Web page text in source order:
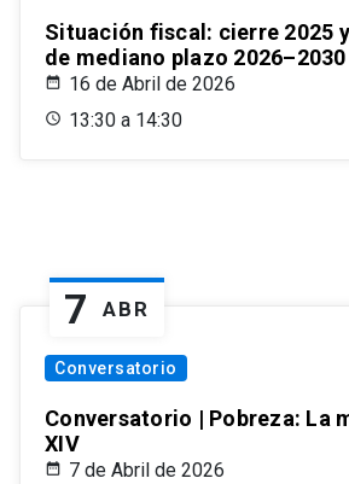
Situación fiscal: cierre 2025
de mediano plazo 2026–2030
16 de Abril de 2026
13:30 a 14:30
7 ABR
Conversatorio
Conversatorio | Pobreza: La
XIV
7 de Abril de 2026